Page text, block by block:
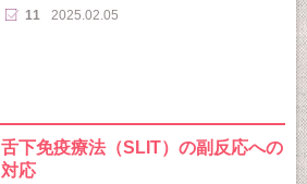
11 2025.02.05
舌下免疫療法（SLIT）の副反応への
対応